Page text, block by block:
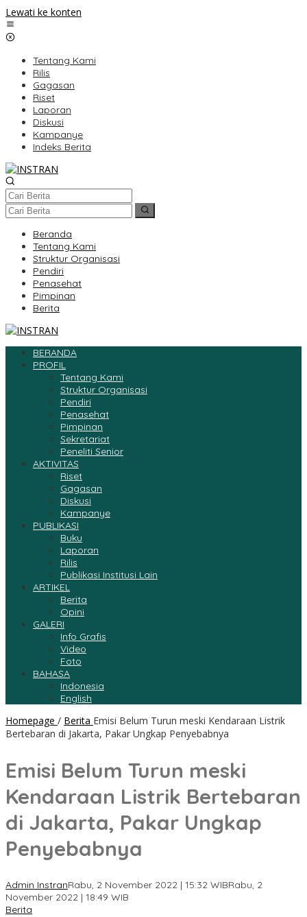
Lewati ke konten
Tentang Kami
Rilis
Gagasan
Riset
Laporan
Diskusi
Kampanye
Indeks Berita
Beranda
Tentang Kami
Struktur Organisasi
Pendiri
Penasehat
Pimpinan
Berita
BERANDA
PROFIL
Tentang Kami
Struktur Organisasi
Pendiri
Penasehat
Pimpinan
Sekretariat
Peneliti Senior
AKTIVITAS
Riset
Gagasan
Diskusi
Kampanye
PUBLIKASI
Buku
Laporan
Rilis
Publikasi Institusi Lain
ARTIKEL
Berita
Opini
GALERI
Info Grafis
Video
Foto
BAHASA
Indonesia
English
Homepage / Berita Emisi Belum Turun meski Kendaraan Listrik
Bertebaran di Jakarta, Pakar Ungkap Penyebabnya
Emisi Belum Turun meski
Kendaraan Listrik Bertebaran
di Jakarta, Pakar Ungkap
Penyebabnya
Admin InstranRabu, 2 November 2022 | 15:32 WIBRabu, 2
November 2022 | 18:49 WIB
Berita